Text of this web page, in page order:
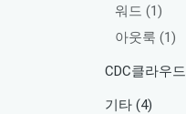
워드 (1)
아웃룩 (1)
CDC클라우드
기타 (4)